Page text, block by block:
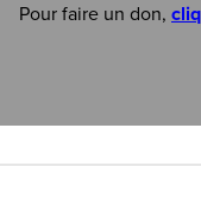
Pour faire un don,